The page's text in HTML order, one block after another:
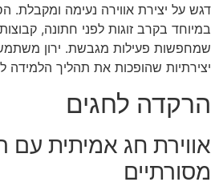
דגש על יצירת אווירה נעימה ומקבלת.
במיוחד בקרב זוגות לפני חתונה,
שמחפשות פעילות מגבשת. ירון
יצירתיות שהופכות את תהליך הלמידה
הרקדה לחגים
אווירת חג אמיתית עם
מסורתיים